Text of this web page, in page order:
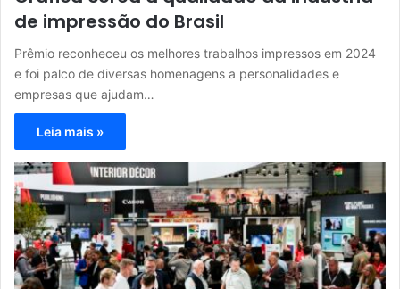
de impressão do Brasil
Prêmio reconheceu os melhores trabalhos impressos em 2024
e foi palco de diversas homenagens a personalidades e
empresas que ajudam…
Leia mais »